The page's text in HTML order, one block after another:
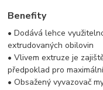
Benefity
• Dodává lehce
extrudovaných obilovin
• Vlivem extruze je
předpoklad pro
• Obsažený vyvazovač